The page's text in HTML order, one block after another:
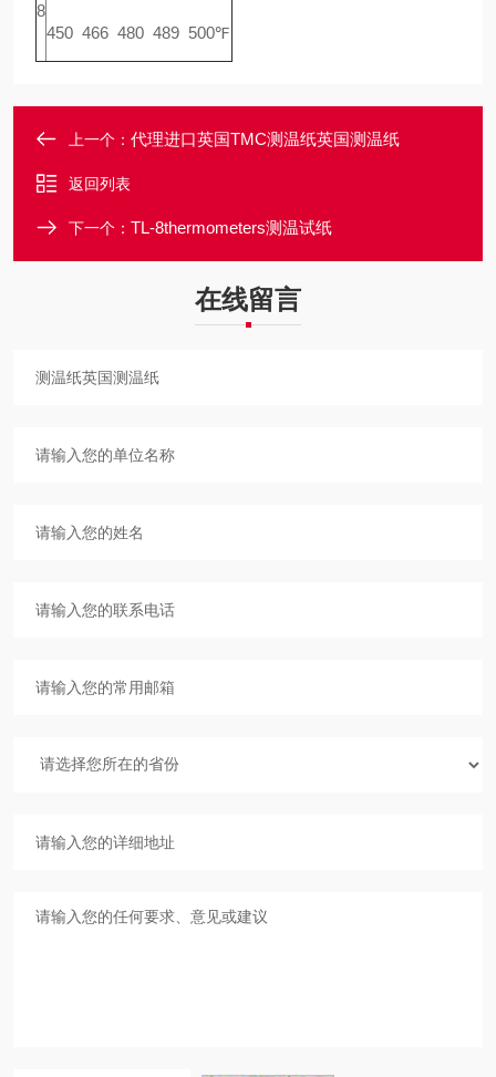
8
450 466 480 489 500℉
上一个： 代理进口英国TMC测温纸英国测温纸
返回列表
下一个： TL-8thermometers测温试纸
在线留言